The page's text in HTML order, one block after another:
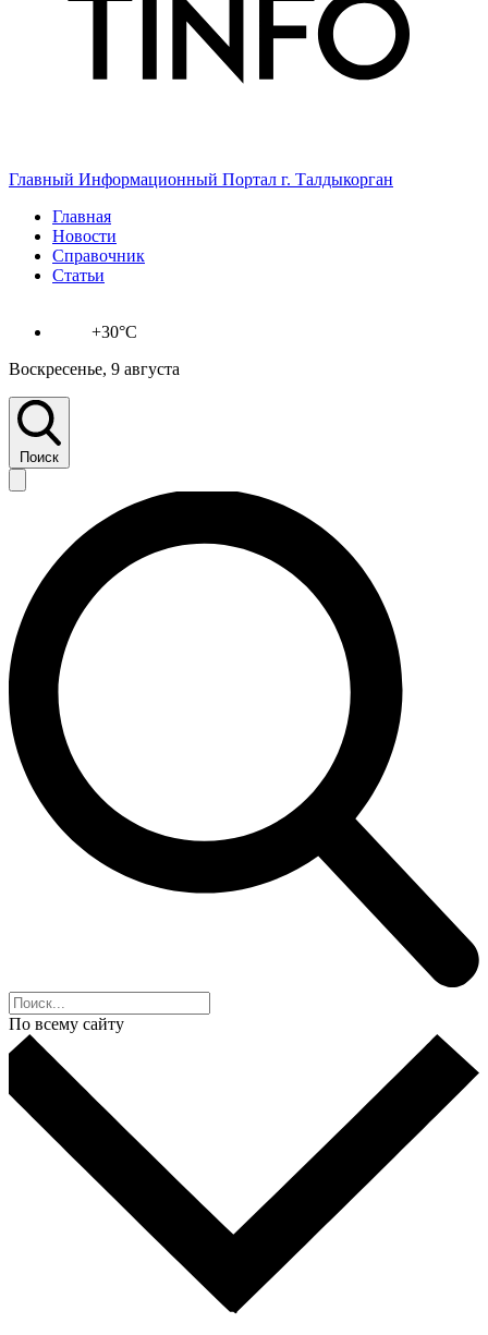
Главный Информационный Портал г. Талдыкорган
Главная
Новости
Справочник
Статьи
+30°C
Воскресенье, 9 августа
Поиск
По всему сайту